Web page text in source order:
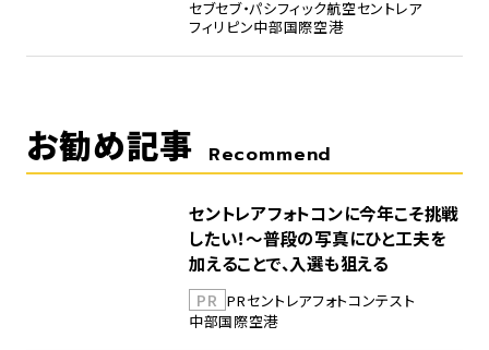
セブセブ・パシフィック航空セントレア
フィリピン中部国際空港
お勧め記事 Recommend
セントレアフォトコンに今年こそ挑戦
したい！～普段の写真にひと工夫を
加えることで、入選も狙える
PR PRセントレアフォトコンテスト
中部国際空港